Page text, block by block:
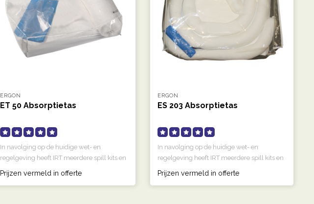
ERGON
ET 50 Absorptietas
In navolging op de huidige wet- en
regelgeving heeft IRT meerdere spill kits en
Prijzen vermeld in offerte
ERGON
ES 203 Absorptietas
In navolging op de huidige wet- en
regelgeving heeft IRT meerdere spill kits en
Prijzen vermeld in offerte